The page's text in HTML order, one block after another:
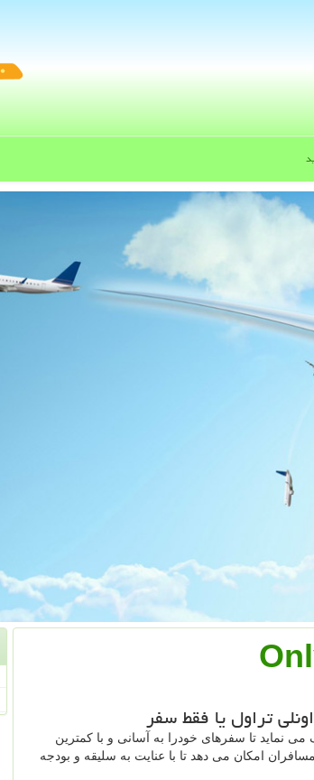
تراول یا فقط سفر
نماید تا سفرهای خودرا به آسانی و با کمترین
امکان می دهد تا با عنایت به سلیقه و بودجه